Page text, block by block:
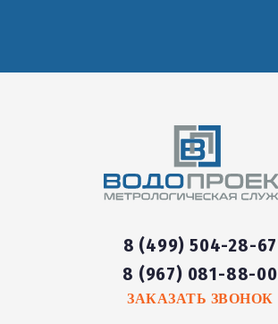
8 (499) 504-28-67
8 (967) 081-88-00
ЗАКАЗАТЬ ЗВОНОК